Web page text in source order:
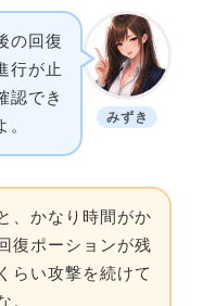
みずき
の回復
行が止
認でき
、かなり時間がか
復ポーションが残
らい攻撃を続けて
。